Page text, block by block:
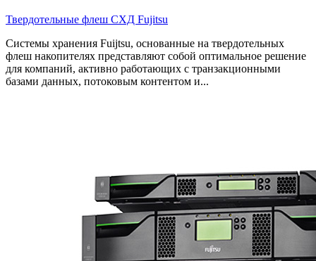
Твердотельные флеш СХД Fujitsu
Системы хранения Fuijtsu, основанные на твердотельных
флеш накопителях представляют собой оптимальное решение
для компаний, активно работающих с транзакционными
базами данных, потоковым контентом и...